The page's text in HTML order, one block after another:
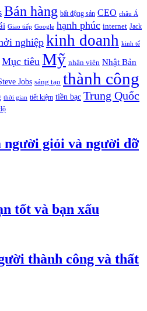
Bán hàng bất động sản CEO châu Á
Giao tiếp Google hạnh phúc internet Jack
nghiệp kinh doanh kinh tế
Mục tiêu Mỹ nhân viên Nhật Bản
Jobs sáng tạo thành công
thời gian tiết kiệm tiền bạc Trung Quốc
người giỏi và người dỡ
tốt và bạn xấu
thành công và thất